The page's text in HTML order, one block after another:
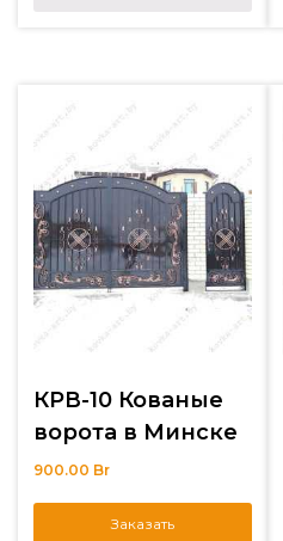
КРВ-10 Кованые
ворота в Минске
900.00 Br
Заказать